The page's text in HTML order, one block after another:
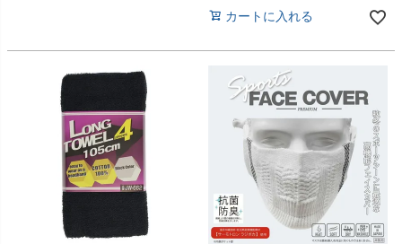
カートに入れる